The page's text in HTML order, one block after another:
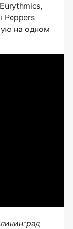
Peppers
на одном